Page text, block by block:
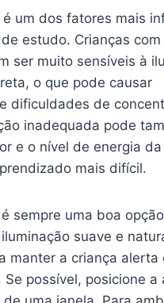
um dos fatores mais
estudo. Crianças
ser muito sensíveis à
o que pode causar
dificuldades de
inadequada pode
e o nível de energia
mais difícil.
sempre uma boa
suave e
manter a criança alerta
Se possível, posicione a